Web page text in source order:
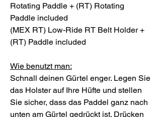
Rotating Paddle + (RT) Rotating
Paddle included
(MEX RT) Low-Ride RT Belt Holder +
(RT) Paddle included
Wie benutzt man:
Schnall deinen Gürtel enger. Legen Sie
das Holster auf Ihre Hüfte und stellen
Sie sicher, dass das Paddel ganz nach
unten am Gürtel gedrückt ist. Drücken